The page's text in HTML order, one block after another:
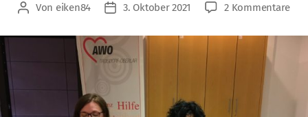
Beitragsautor
Von eiken84 Veröffentlichungsdatum
3. Oktober 2021 2 Kommentarezu
der